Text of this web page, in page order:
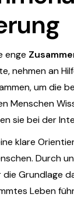
enge
nehmen an
um die
Menschen
sie bei der
klare
Durch
Grundlage
Leben